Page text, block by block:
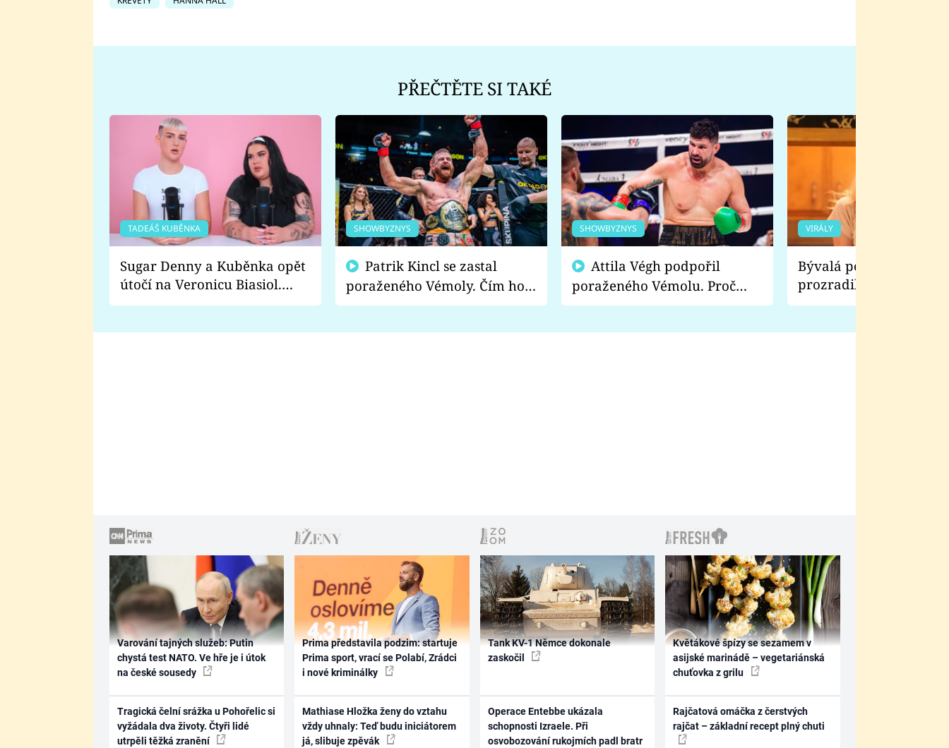
PŘEČTĚTE SI TAKÉ
TADEÁŠ KUBĚNKA
Sugar Denny a Kuběnka opět
útočí na Veronicu Biasiol.
Proč je podle nich falešná a
SHOWBYZNYS
poraženého Vémoly. Čím ho
fanoušci naštvali?
SHOWBYZNYS
poraženého Vémolu. Proč
chce raději zápasit s ním než
VIRÁLY
Bývalá pornoherečka
prozradila, co ji
natáčení Euforie.
Varování tajných služeb: Putin
chystá test NATO. Ve hře je i útok
na české sousedy
Tragická čelní srážka u Pohořelic si
vyžádala dva životy. Čtyři lidé
utrpěli těžká zranění
Prima představila podzim: startuje
Prima sport, vrací se Polabí, Zrádci
i nové kriminálky
Mathiase Hložka ženy do vztahu
vždy uhnaly: Teď budu iniciátorem
já, slibuje zpěvák
Tank KV-1 Němce dokonale
zaskočil
Operace Entebbe ukázala
schopnosti Izraele. Při
osvobozování rukojmích padl bratr
Květákové špízy se sezamem v
asijské marinádě – vegetariánská
chuťovka z grilu
Rajčatová omáčka z čerstvých
rajčat – základní recept plný chuti